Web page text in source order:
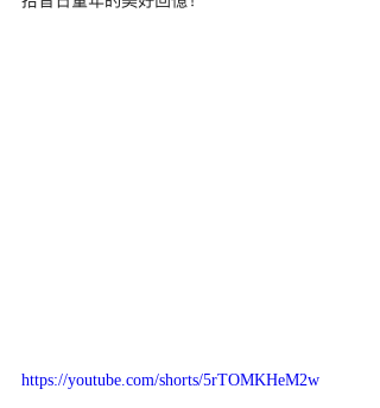
https://youtube.com/shorts/5rTOMKHeM2w